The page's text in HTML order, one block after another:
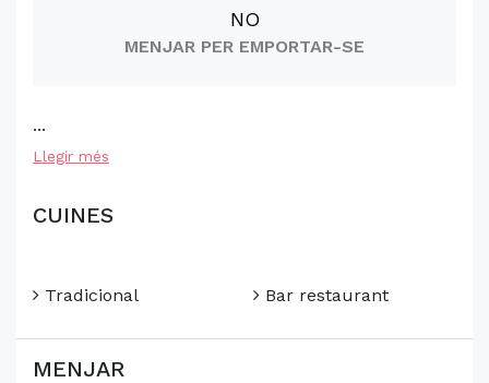
NO
MENJAR PER EMPORTAR-SE
...
Llegir més
CUINES
Tradicional Bar restaurant
MENJAR